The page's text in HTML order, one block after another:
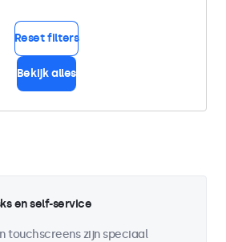
Reset filters
Bekijk alles
en self-service
touchscreens zijn speciaal